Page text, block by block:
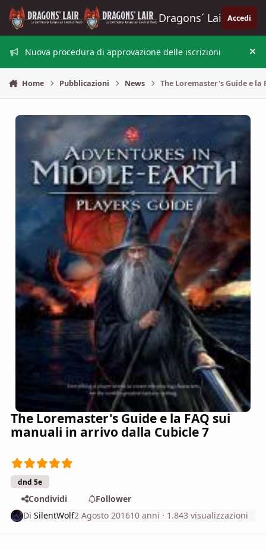
Vai al contenuto
Dragons´ Lair Accedi
Nuova procedura di approvazione delle iscrizioni
Home Pubblicazioni News The Loremaster's Guide e
The Loremaster's Guide e la FAQ sui
manuali in arrivo dalla Cubicle 7
dnd 5e
Condividi
Follower
DiSilentWolf2 Agosto 201610 anni · 1.843 visualizzazioni